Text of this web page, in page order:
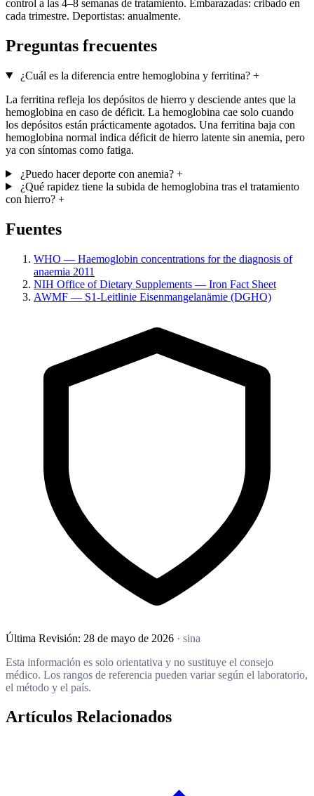
control a las 4–8 semanas de tratamiento. Embarazadas: cribado en
cada trimestre. Deportistas: anualmente.
Preguntas frecuentes
¿Cuál es la diferencia entre hemoglobina y ferritina? +
La ferritina refleja los depósitos de hierro y desciende antes que la
hemoglobina en caso de déficit. La hemoglobina cae solo cuando
los depósitos están prácticamente agotados. Una ferritina baja con
hemoglobina normal indica déficit de hierro latente sin anemia, pero
ya con síntomas como fatiga.
¿Puedo hacer deporte con anemia? +
¿Qué rapidez tiene la subida de hemoglobina tras el tratamiento
con hierro? +
Fuentes
WHO — Haemoglobin concentrations for the diagnosis of
anaemia 2011
NIH Office of Dietary Supplements — Iron Fact Sheet
AWMF — S1-Leitlinie Eisenmangelanämie (DGHO)
Última Revisión: 28 de mayo de 2026 · sina
Esta información es solo orientativa y no sustituye el consejo
médico. Los rangos de referencia pueden variar según el laboratorio,
el método y el país.
Artículos Relacionados